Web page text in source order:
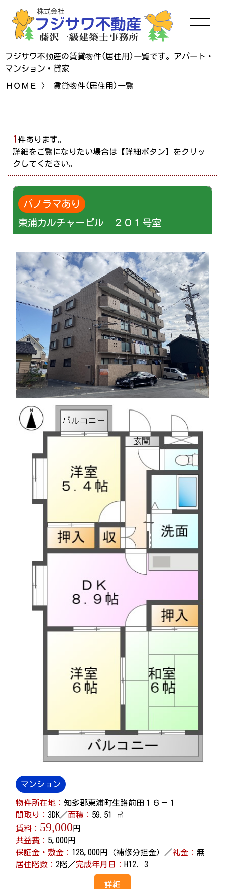
フジサワ不動産の賃貸物件(居住用)一覧です。アパート・
マンション・貸家
ＨＯＭＥ 〉 賃貸物件(居住用)一覧
1件あります。
詳細をご覧になりたい場合は【詳細ボタン】をクリッ
クしてください。
パノラマあり
東浦カルチャービル ２０１号室
マンション
物件所在地： 知多郡東浦町生路前田１６－１
間取り： 3DK／面積： 59.51 ㎡
賃料： 59,000 円
共益費： 5,000円
保証金・敷金： 128,000円（補修分担金）／礼金： 無
居住階数： 2階／完成年月日： H12. 3
詳細